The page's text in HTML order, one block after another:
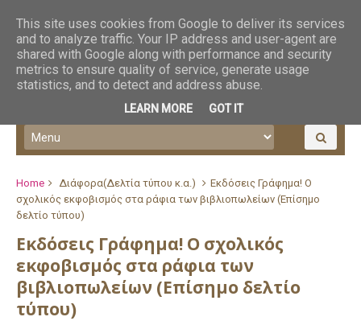
Home Διάφορα(Δελτία τύπου κ.α.)
Εκδόσεις Γράφημα! Ο
σχολικός εκφοβισμός στα ράφια των βιβλιοπωλείων (Επίσημο
δελτίο τύπου)
Εκδόσεις Γράφημα! Ο σχολικός
εκφοβισμός στα ράφια των
βιβλιοπωλείων (Επίσημο δελτίο
τύπου)
This site uses cookies from Google to deliver its services
and to analyze traffic. Your IP address and user-agent are
shared with Google along with performance and security
metrics to ensure quality of service, generate usage
statistics, and to detect and address abuse.
LEARN MORE GOT IT